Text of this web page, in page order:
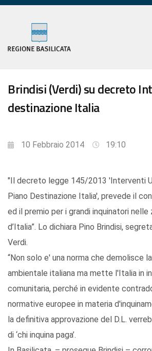
Brindisi (Verdi) su decreto
destinazione Italia
10 Febbraio 2014 19:10
"Il decreto legge 145/2013 'Interventi
Piano Destinazione Italia', prevede il
ed il premio per i grandi inquinatori nelle
d’Italia”. Lo dichiara Pino Brindisi,
Verdi.
“Non solo e' una norma che demolisce
ambientale italiana ma mette l'Italia in
comunitaria, perché in evidente
normative europee in materia
la definitiva approvazione del D.L.
di ‘chi inquina paga’.